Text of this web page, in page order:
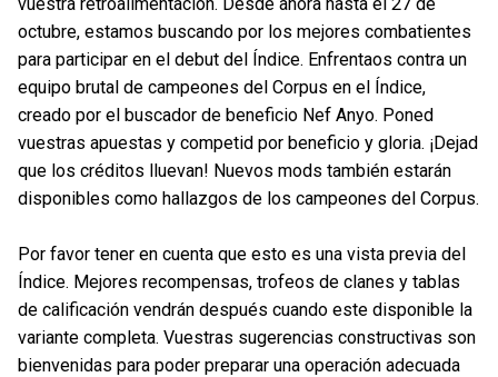
vuestra retroalimentación. Desde ahora hasta el 27 de
octubre, estamos buscando por los mejores combatientes
para participar en el debut del Índice. Enfrentaos contra un
equipo brutal de campeones del Corpus en el Índice,
creado por el buscador de beneficio Nef Anyo. Poned
vuestras apuestas y competid por beneficio y gloria. ¡Dejad
que los créditos lluevan! Nuevos mods también estarán
disponibles como hallazgos de los campeones del Corpus.
Por favor tener en cuenta que esto es una vista previa del
Índice. Mejores recompensas, trofeos de clanes y tablas
de calificación vendrán después cuando este disponible la
variante completa. Vuestras sugerencias constructivas son
bienvenidas para poder preparar una operación adecuada